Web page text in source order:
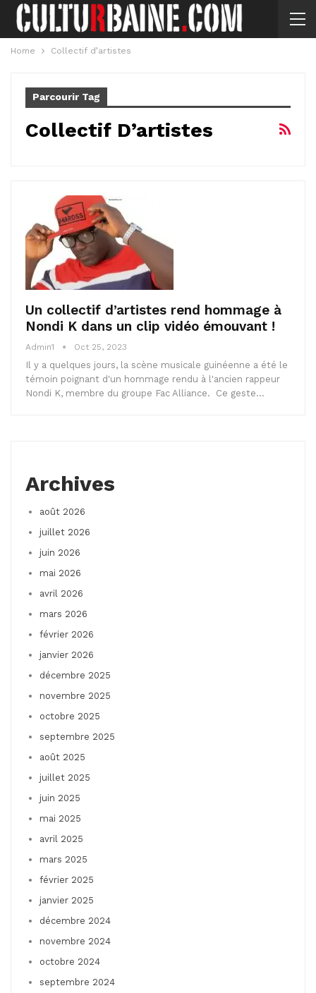
Home Collectif d’artistes
Parcourir Tag
Collectif D’artistes
Un collectif d’artistes rend hommage à
Nondi K dans un clip vidéo émouvant !
Admin1 Oct 25, 2023
Il y a quelques jours, la scène musicale guinéenne a été le
témoin poignant d'un hommage rendu à l'ancien rappeur
Nondi K, membre du groupe Fac Alliance. Ce geste…
Archives
août 2026
juillet 2026
juin 2026
mai 2026
avril 2026
mars 2026
février 2026
janvier 2026
décembre 2025
novembre 2025
octobre 2025
septembre 2025
août 2025
juillet 2025
juin 2025
mai 2025
avril 2025
mars 2025
février 2025
janvier 2025
décembre 2024
novembre 2024
octobre 2024
septembre 2024